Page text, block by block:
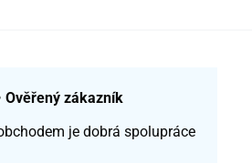
Ověřený zákazník
je dobrá spolupráce